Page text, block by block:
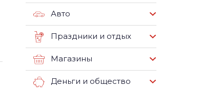
Авто
Праздники и отдых
Магазины
Деньги и общество